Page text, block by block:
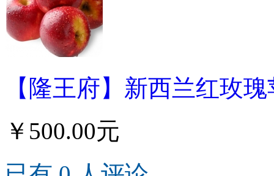
【隆王府】新西兰红玫
￥500.00元